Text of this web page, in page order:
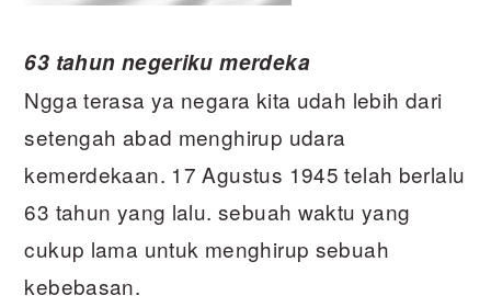
63 tahun negeriku merdeka
Ngga terasa ya negara kita udah lebih dari
setengah abad menghirup udara
kemerdekaan. 17 Agustus 1945 telah berlalu
63 tahun yang lalu. sebuah waktu yang
cukup lama untuk menghirup sebuah
kebebasan.